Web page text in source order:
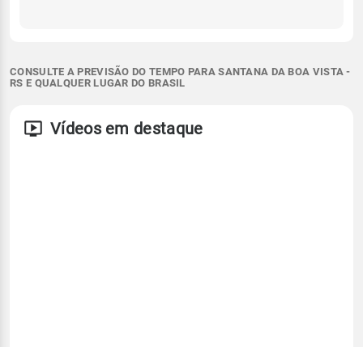
CONSULTE A PREVISÃO DO TEMPO PARA SANTANA DA BOA VISTA -
RS E QUALQUER LUGAR DO BRASIL
Vídeos em destaque